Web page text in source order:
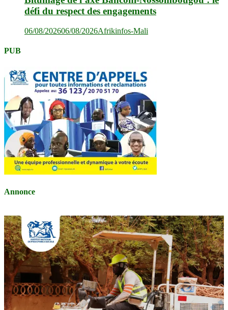
défi du respect des engagements
06/08/202606/08/2026Afrikinfos-Mali
PUB
Annonce